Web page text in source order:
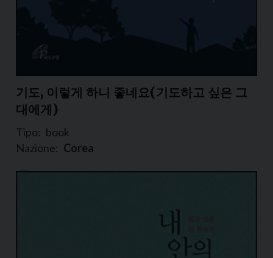
기도, 이렇게 하니 좋네요(기도하고 싶은 그
대에게)
Tipo: book
Nazione: Corea